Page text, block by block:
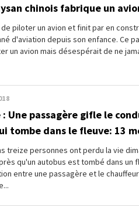
chinois fabrique un
piloter un avion et finit par en
d'aviation depuis son enfance. Ce
un avion mais désespérait de ne
: Une passagère gifle le
tombe dans le fleuve: 13
treize personnes ont perdu la vie
qu'un autobus est tombé dans un
entre une passagère et le